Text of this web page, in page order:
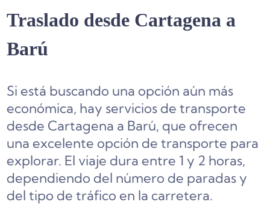
Traslado desde Cartagena a
Barú
Si está buscando una opción aún más
económica, hay servicios de transporte
desde Cartagena a Barú, que ofrecen
una excelente opción de transporte para
explorar. El viaje dura entre 1 y 2 horas,
dependiendo del número de paradas y
del tipo de tráfico en la carretera.